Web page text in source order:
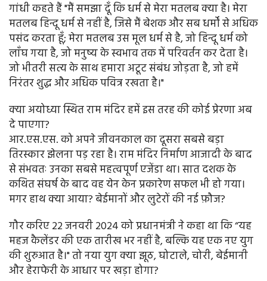
गांधी कहते हैं "मैं समझा दूँ कि धर्म से मेरा मतलब क्या है। मेरा
मतलब हिन्दू धर्म से नहीं है, जिसे मैं बेशक और सब धर्मों से अधिक
पसंद करता हूँ; मेरा मतलब उस मूल धर्म से है, जो हिन्दू धर्म को
लाँघ गया है, जो मनुष्य के स्वभाव तक में परिवर्तन कर देता है।
जो भीतरी सत्य के साथ हमारा अटूट संबंध जोड़ता है, जो हमें
निरंतर शुद्ध और अधिक पवित्र रखता है।"
क्या अयोध्या स्थित राम मंदिर हमें इस तरह की कोई प्रेरणा अब
दे पाएगा?
आर.एस.एस. को अपने जीवनकाल का दूसरा सबसे बड़ा
तिरस्कार झेलना पड़ रहा है। राम मंदिर निर्माण आजादी के बाद
से संभवतः उनका सबसे महत्वपूर्ण एजेंडा था। सात दशक के
कथित संघर्ष के बाद वह येन केन प्रकारेण सफल भी हो गया।
मगर हाथ क्या आया? बेईमानों और लुटेरों की नई फ़ौज?
गौर करिए 22 जनवरी 2024 को प्रधानमंत्री ने कहा था कि “यह
महज कैलेंडर की एक तारीख भर नहीं है, बल्कि यह एक नए युग
की शुरुआत है।" तो नया युग क्या झूठ, घोटाले, चोरी, बेईमानी
और हेराफेरी के आधार पर खड़ा होगा?